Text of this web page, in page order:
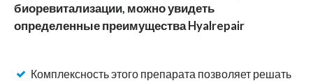
биоревитализации, можно увидеть
определенные преимущества Hyalrepair
Комплексность этого препарата позволяет решать